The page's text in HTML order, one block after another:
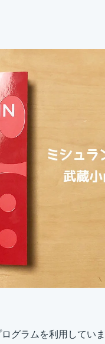
グラムを利用してい